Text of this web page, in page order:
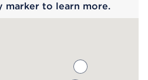
marker to learn more.